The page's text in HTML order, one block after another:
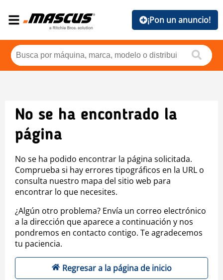
¡Pon un anuncio!
No se ha encontrado la
página
No se ha podido encontrar la página solicitada.
Comprueba si hay errores tipográficos en la URL o
consulta nuestro mapa del sitio web para
encontrar lo que necesites.
¿Algún otro problema? Envía un correo electrónico
a la dirección que aparece a continuación y nos
pondremos en contacto contigo. Te agradecemos
tu paciencia.
Regresar a la página de inicio